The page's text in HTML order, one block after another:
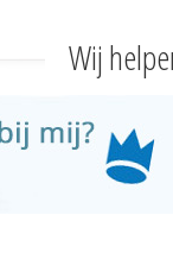
Wij